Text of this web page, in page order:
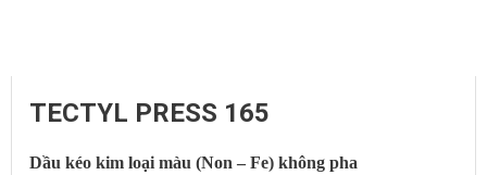
TECTYL PRESS 165
Dầu kéo kim loại màu (Non – Fe) không pha